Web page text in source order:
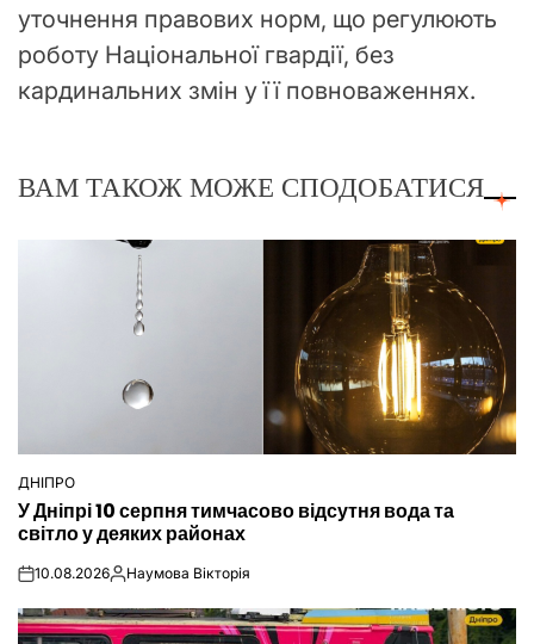
уточнення правових норм, що регулюють
роботу Національної гвардії, без
кардинальних змін у її повноваженнях.
ВАМ ТАКОЖ МОЖЕ СПОДОБАТИСЯ
ОПУБЛІКУВАТИ
У
ДНІПРО
У Дніпрі 10 серпня тимчасово відсутня вода та
світло у деяких районах
on10.08.2026Опубліковано
Наумова Вікторія